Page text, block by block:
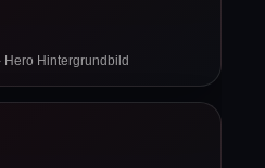
Hero Hintergrundbild